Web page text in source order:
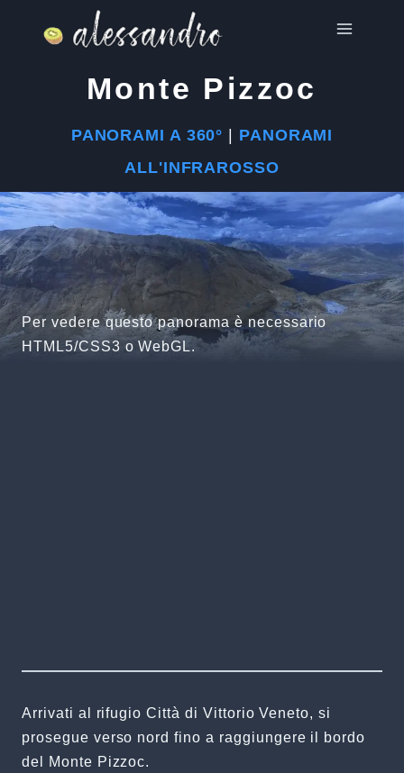
Monte Pizzoc
PANORAMI A 360°
PANORAMI
ALL'INFRAROSSO
Per vedere questo panorama è necessario
HTML5/CSS3 o WebGL.
Arrivati al rifugio Città di Vittorio Veneto, si
prosegue verso nord fino a raggiungere il bordo
del Monte Pizzoc.